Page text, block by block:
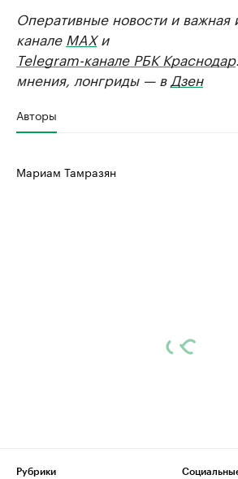
Оперативные новости и
канале MAXи
Telegram-канале РБК Краснодар
мнения, лонгриды — в Дзен
Авторы
Мариам Тамразян
Рубрики